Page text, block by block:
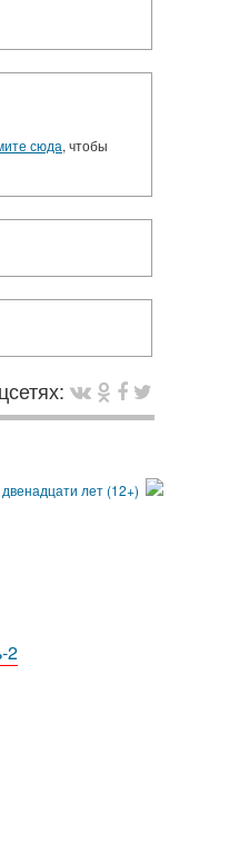
сюда, чтобы
2